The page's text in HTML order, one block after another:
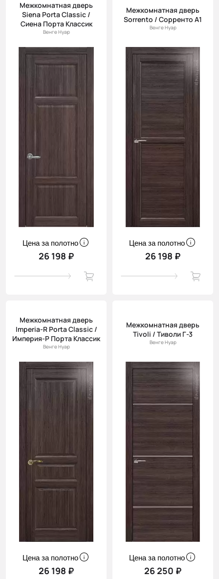
Межкомнатная дверь
Siena Porta Classic /
Сиена Порта Классик
Венге Нуар
Цена за полотно
26 198 ₽
Межкомнатная дверь
Sorrento / Сорренто А1
Венге Нуар
Цена за полотно
26 198 ₽
Межкомнатная дверь
Imperia-R Porta Classic /
Империя-Р Порта Классик
Венге Нуар
Цена за полотно
26 198 ₽
Межкомнатная дверь
Tivoli / Тиволи Г-3
Венге Нуар
Цена за полотно
26 250 ₽